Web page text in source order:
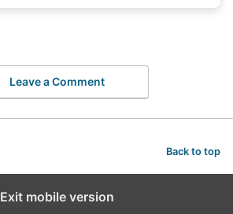
Leave a Comment
Back to top
Exit mobile version